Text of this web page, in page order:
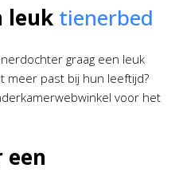
leuk tienerbed
graag een leuk
meer past bij hun leeftijd?
voor het
een